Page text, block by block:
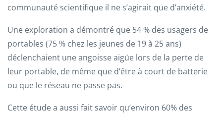
communauté scientifique il ne s’agirait que d’anxiété.
Une exploration a démontré que 54 % des usagers de
portables (75 % chez les jeunes de 19 à 25 ans)
déclenchaient une angoisse aigüe lors de la perte de
leur portable, de même que d’être à court de batterie
ou que le réseau ne passe pas.
Cette étude a aussi fait savoir qu’environ 60% des